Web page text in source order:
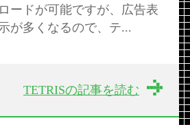
ロードが可能ですが、広告表
が多くなるので、テ...
TETRISの記事を読む